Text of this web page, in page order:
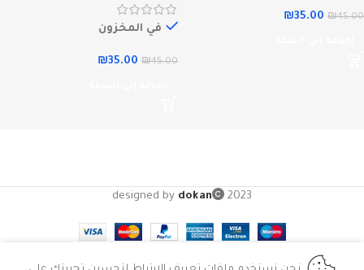
₪45.00
₪35.00
في المخزون
₪45.00
₪35.00
designed by dokan 2023